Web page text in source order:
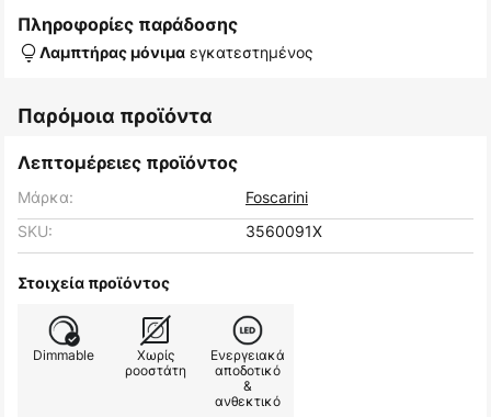
Πληροφορίες παράδοσης
Λαμπτήρας μόνιμα εγκατεστημένος
Παρόμοια προϊόντα
Λεπτομέρειες προϊόντος
Μάρκα:
Foscarini
SKU:
3560091X
Στοιχεία προϊόντος
Dimmable
Χωρίς
ροοστάτη
Ενεργειακά
αποδοτικό
&
ανθεκτικό